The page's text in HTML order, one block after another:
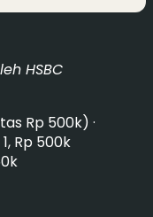
HSBC
Rp 500k) ·
Rp 500k